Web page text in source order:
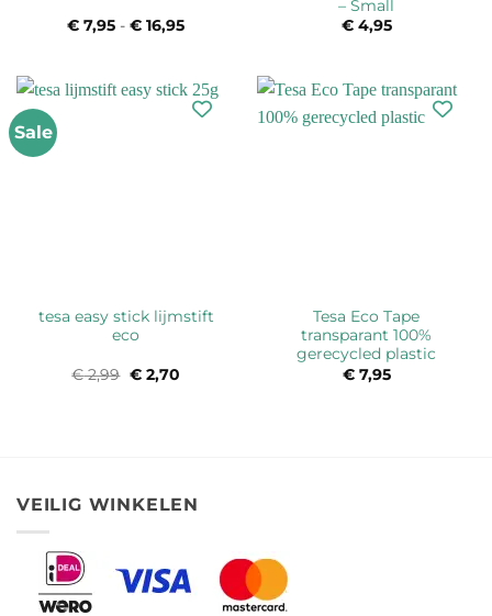
€ 7,95 - € 16,95
– Small
€4,95
Sale
tesa easy stick lijmstift
eco
€2,99 Oorspronkelijke
prijs
€2,70
Tesa Eco Tape
transparant 100%
gerecycled plastic
€7,95
VEILIG WINKELEN